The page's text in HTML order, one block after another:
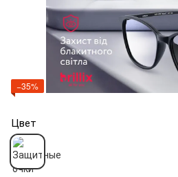
−35%
Цвет